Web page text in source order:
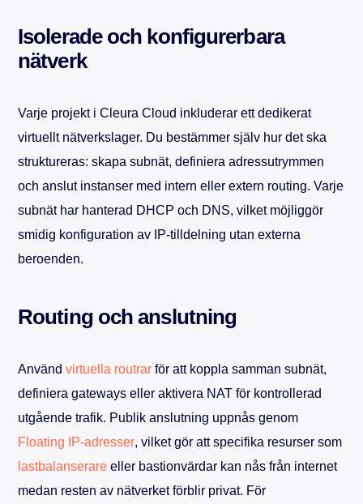
Isolerade och konfigurerbara
nätverk
Varje projekt i Cleura Cloud inkluderar ett dedikerat
virtuellt nätverkslager. Du bestämmer själv hur det ska
struktureras: skapa subnät, definiera adressutrymmen
och anslut instanser med intern eller extern routing. Varje
subnät har hanterad DHCP och DNS, vilket möjliggör
smidig konfiguration av IP-tilldelning utan externa
beroenden.
Routing och anslutning
Använd virtuella routrar för att koppla samman subnät,
definiera gateways eller aktivera NAT för kontrollerad
utgående trafik. Publik anslutning uppnås genom
Floating IP-adresser, vilket gör att specifika resurser som
lastbalanserare eller bastionvärdar kan nås från internet
medan resten av nätverket förblir privat. För